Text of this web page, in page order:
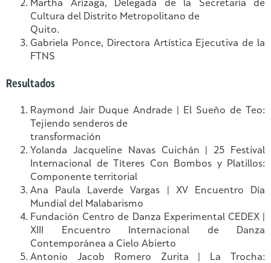
Martha Arízaga, Delegada de la Secretaría de
Cultura del Distrito Metropolitano de
Quito.
Gabriela Ponce, Directora Artística Ejecutiva de la
FTNS
Resultados
Raymond Jair Duque Andrade | El Sueño de Teo:
Tejiendo senderos de
transformación
Yolanda Jacqueline Navas Cuichán | 25 Festival
Internacional de Títeres Con Bombos y Platillos:
Componente territorial
Ana Paula Laverde Vargas | XV Encuentro Día
Mundial del Malabarismo
Fundación Centro de Danza Experimental CEDEX |
XIII Encuentro Internacional de Danza
Contemporánea a Cielo Abierto
Antonio Jacob Romero Zurita | La Trocha: